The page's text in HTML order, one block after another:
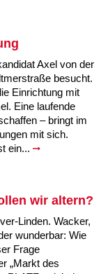
/ Weg /
Axel von der
besucht.
Einrichtung mit
Eine laufende
– bringt im
mit sich.
ein...
wir altern?
Linden. Wacker,
wunderbar: Wie
Frage
„Markt des